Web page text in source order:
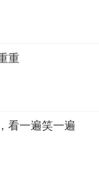
重
看一遍笑一遍